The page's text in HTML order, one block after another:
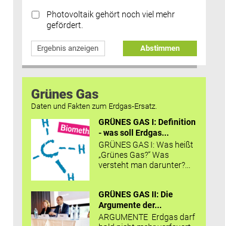
Photovoltaik gehört noch viel mehr
gefördert.
Ergebnis anzeigen Abstimmen
Grünes Gas
Daten und Fakten zum Erdgas-Ersatz.
GRÜNES GAS I: Definition
- was soll Erdgas...
GRÜNES GAS I: Was heißt
„Grünes Gas?“ Was
versteht man darunter?...
GRÜNES GAS II: Die
Argumente der...
ARGUMENTE Erdgas darf